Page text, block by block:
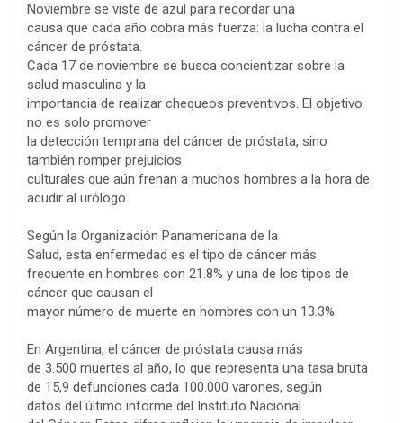
Noviembre se viste de azul para recordar una
causa que cada año cobra más fuerza: la lucha contra el
cáncer de próstata.
Cada 17 de noviembre se busca concientizar sobre la
salud masculina y la
importancia de realizar chequeos preventivos. El objetivo
no es solo promover
la detección temprana del cáncer de próstata, sino
también romper prejuicios
culturales que aún frenan a muchos hombres a la hora de
acudir al urólogo.
Según la Organización Panamericana de la
Salud, esta enfermedad es el tipo de cáncer más
frecuente en hombres con 21.8% y una de los tipos de
cáncer que causan el
mayor número de muerte en hombres con un 13.3%.
En Argentina, el cáncer de próstata causa más
de 3.500 muertes al año, lo que representa una tasa bruta
de 15,9 defunciones cada 100.000 varones, según
datos del último informe del Instituto Nacional